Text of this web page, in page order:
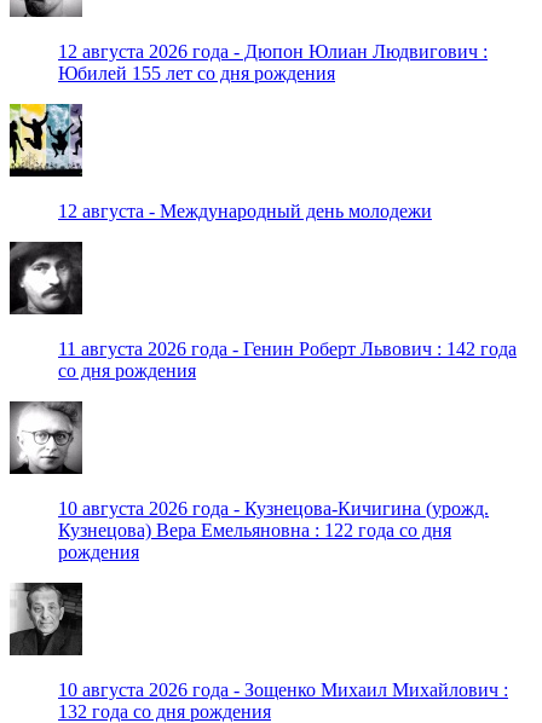
12 августа 2026 года - Дюпон Юлиан Людвигович :
Юбилей 155 лет со дня рождения
12 августа - Международный день молодежи
11 августа 2026 года - Генин Роберт Львович : 142 года
со дня рождения
10 августа 2026 года - Кузнецова-Кичигина (урожд.
Кузнецова) Вера Емельяновна : 122 года со дня
рождения
10 августа 2026 года - Зощенко Михаил Михайлович :
132 года со дня рождения